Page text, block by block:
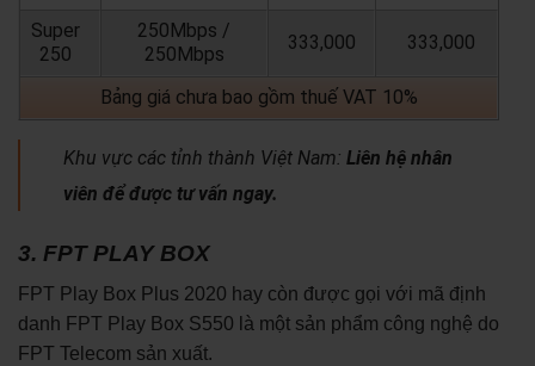
Super
250
250Mbps /
250Mbps
333,000 333,000
Bảng giá chưa bao gồm thuế VAT 10%
Khu vực các tỉnh thành Việt Nam: Liên hệ nhân
viên để được tư vấn ngay.
3. FPT PLAY BOX
FPT Play Box Plus 2020 hay còn được gọi với mã định
danh FPT Play Box S550 là một sản phẩm công nghệ do
FPT Telecom sản xuất.